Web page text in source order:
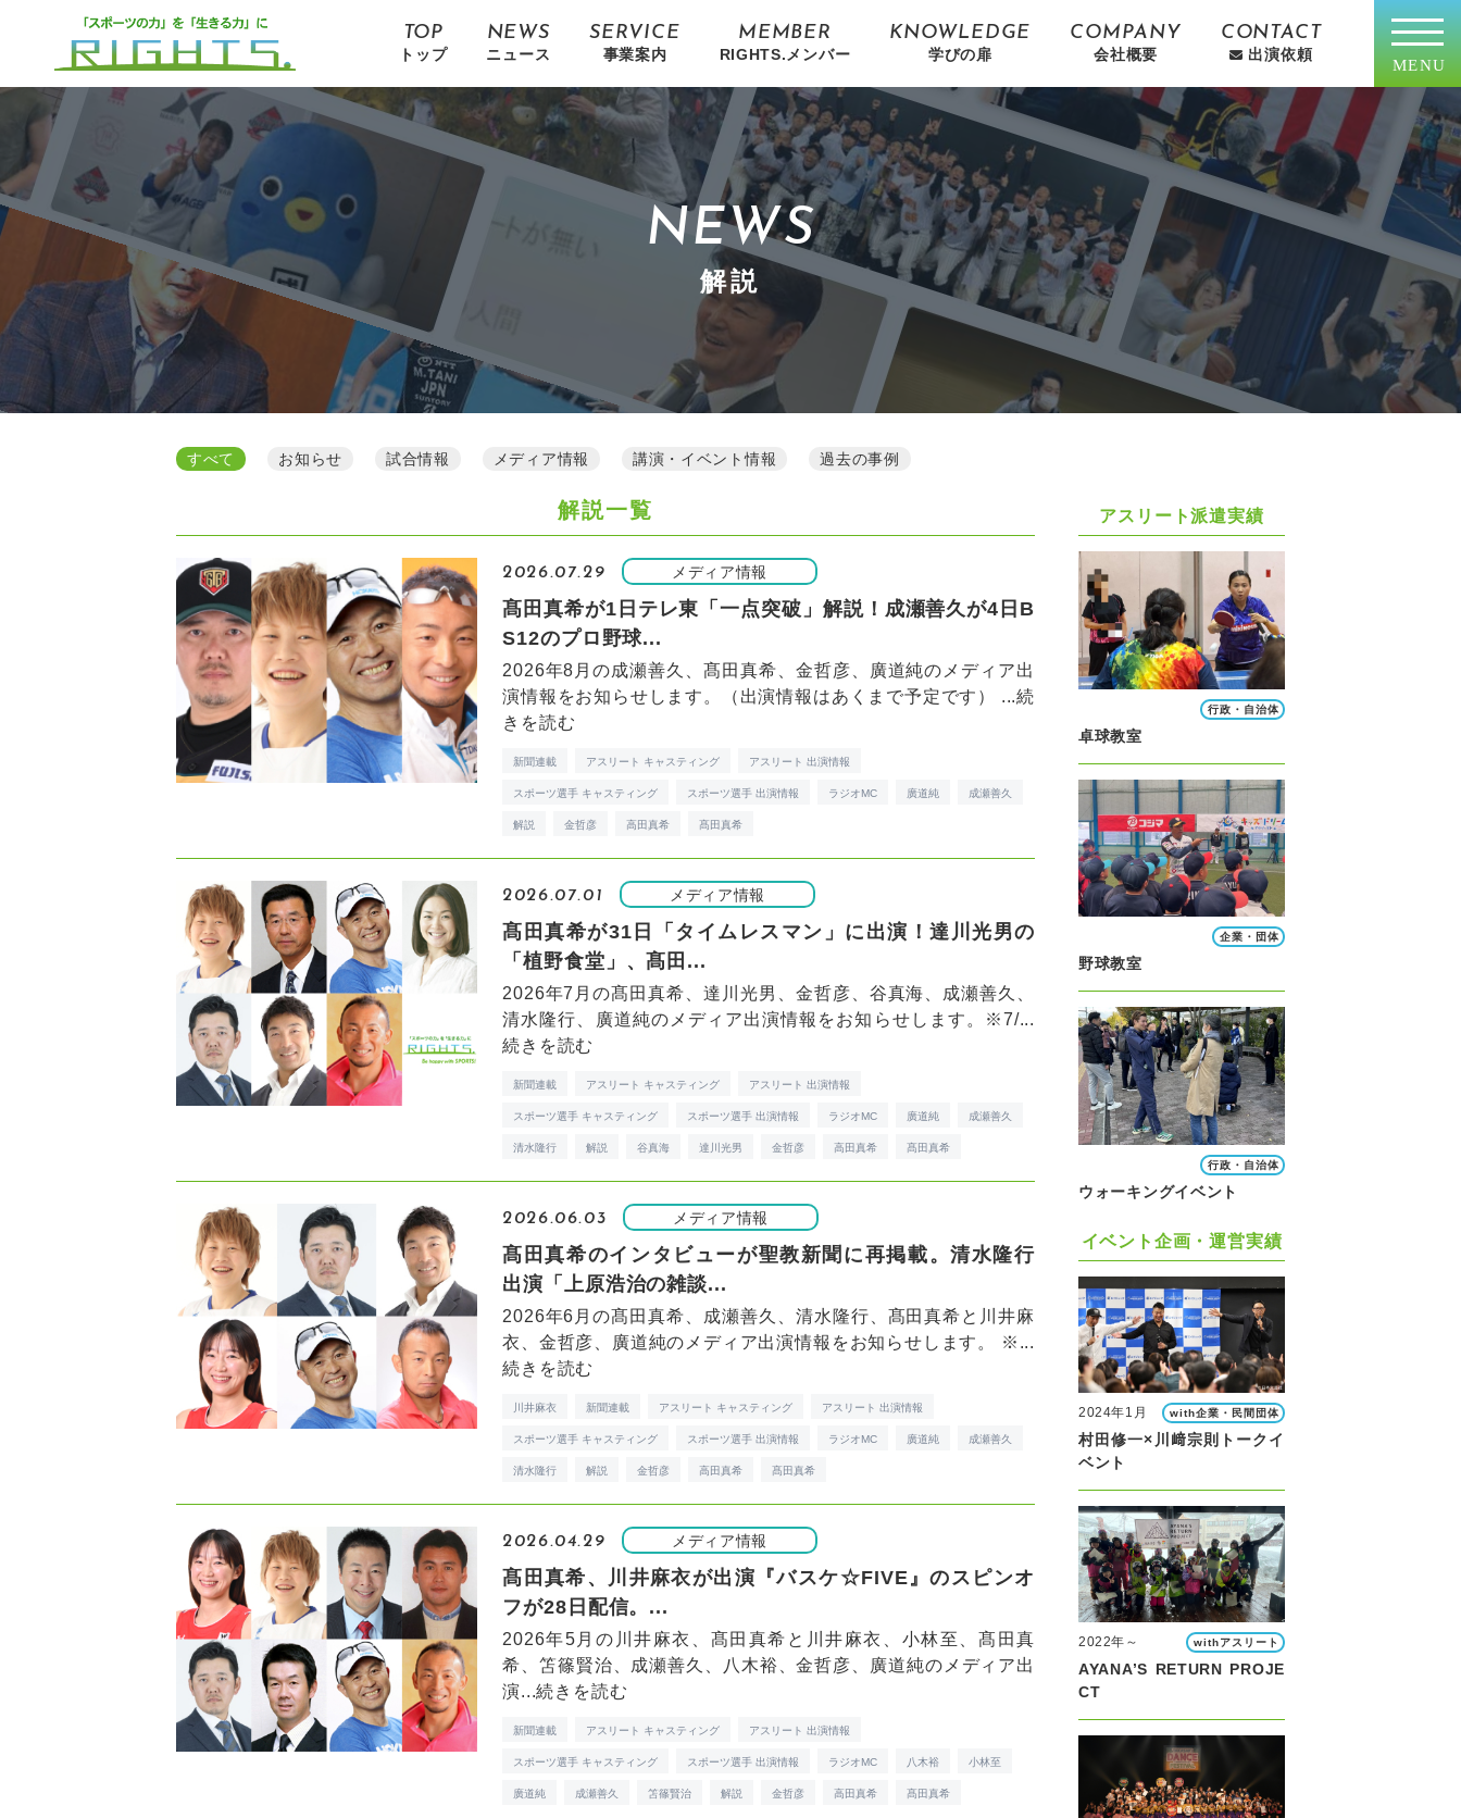
TOP
トップ
NEWS
ニュース
SERVICE
事業案内
MEMBER
RIGHTS.メンバー
KNOWLEDGE
学びの扉
COMPANY
会社概要
CONTACT
出演依頼
MENU
NEWS
解説
すべて お知らせ 試合情報 メディア情報 講演・イベント情報 過去の事例
解説一覧
2026.07.29 メディア情報
髙田真希が1日テレ東「一点突破」解説！成瀬善久が4日B
S12のプロ野球...
2026年8月の成瀬善久、髙田真希、金哲彦、廣道純のメディア出
演情報をお知らせします。（出演情報はあくまで予定です） ...続
きを読む
新聞連載 アスリート キャスティング アスリート 出演情報
スポーツ選手 キャスティング スポーツ選手 出演情報 ラジオMC 廣道純 成瀬善久
解説 金哲彦 高田真希 髙田真希
2026.07.01 メディア情報
髙田真希が31日「タイムレスマン」に出演！達川光男の
「植野食堂」、髙田...
2026年7月の髙田真希、達川光男、金哲彦、谷真海、成瀬善久、
清水隆行、廣道純のメディア出演情報をお知らせします。※7/...
続きを読む
新聞連載 アスリート キャスティング アスリート 出演情報
スポーツ選手 キャスティング スポーツ選手 出演情報 ラジオMC 廣道純 成瀬善久
清水隆行 解説 谷真海 達川光男 金哲彦 高田真希 髙田真希
2026.06.03 メディア情報
髙田真希のインタビューが聖教新聞に再掲載。清水隆行
出演「上原浩治の雑談...
2026年6月の髙田真希、成瀬善久、清水隆行、髙田真希と川井麻
衣、金哲彦、廣道純のメディア出演情報をお知らせします。 ※...
続きを読む
川井麻衣 新聞連載 アスリート キャスティング アスリート 出演情報
スポーツ選手 キャスティング スポーツ選手 出演情報 ラジオMC 廣道純 成瀬善久
清水隆行 解説 金哲彦 高田真希 髙田真希
2026.04.29 メディア情報
髙田真希、川井麻衣が出演『バスケ☆FIVE』のスピンオ
フが28日配信。...
2026年5月の川井麻衣、髙田真希と川井麻衣、小林至、髙田真
希、笘篠賢治、成瀬善久、八木裕、金哲彦、廣道純のメディア出
演...続きを読む
新聞連載 アスリート キャスティング アスリート 出演情報
スポーツ選手 キャスティング スポーツ選手 出演情報 ラジオMC 八木裕 小林至
廣道純 成瀬善久 笘篠賢治 解説 金哲彦 高田真希 髙田真希
アスリート派遣実績
行政・自治体
卓球教室
企業・団体
野球教室
行政・自治体
ウォーキングイベント
イベント企画・運営実績
2024年1月 with企業・民間団体
村田修一×川﨑宗則トークイ
ベント
2022年～ withアスリート
AYANA’S RETURN PROJE
CT